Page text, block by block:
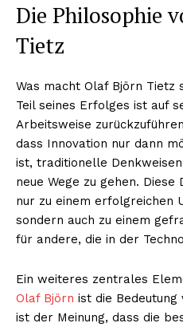
Die Philosophie
Tietz
Was macht Olaf Björn
Teil seines Erfolges ist auf
Arbeitsweise
dass Innovation nur dann
ist, traditionelle
neue Wege zu gehen.
nur zu einem erfolgreichen
sondern auch zu einem
für andere, die in der
Ein weiteres zentrales
Olaf Björn ist die
ist der Meinung, dass die